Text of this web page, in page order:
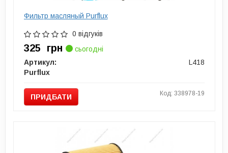
Фильтр масляный Purflux
0 відгуків
325 грн
сьогодні
Артикул:
L418
Purflux
ПРИДБАТИ Код: 338978-19